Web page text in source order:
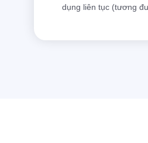
dụng liên tục (tương